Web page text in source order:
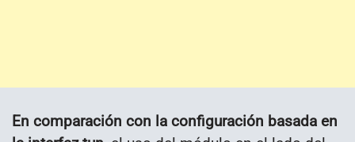
En comparación con la configuración basada en